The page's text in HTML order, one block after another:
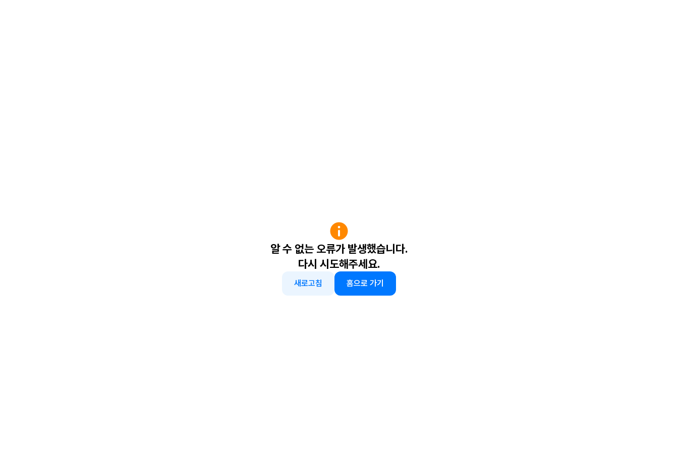
알 수 없는 오류가 발생했습니다.
다시 시도해주세요.
새로고침 홈으로 가기